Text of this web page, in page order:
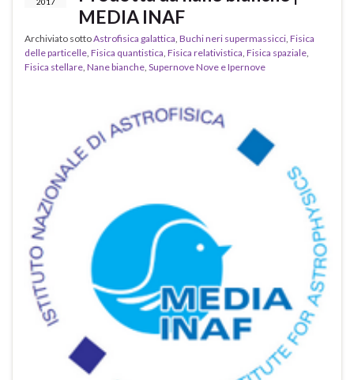
MEDIA INAF
Archiviato sottoAstrofisica galattica, Buchi neri supermassicci, Fisica
delle particelle, Fisica quantistica, Fisica relativistica, Fisica spaziale,
Fisica stellare, Nane bianche, Supernove Nove e Ipernove